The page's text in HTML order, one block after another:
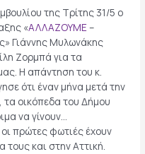
της Τρίτης 31/5 ο
«ΑΛΛΑΖΟΥΜΕ –
Γιάννης Μυλωνάκης
Ζορμπά για τα
Η απάντηση του κ.
ότι έναν μήνα μετά την
τα οικόπεδα του Δήμου
να γίνουν…
πρώτες φωτιές έχουν
τους και στην Αττική.